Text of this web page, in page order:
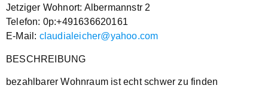
Jetziger Wohnort: Albermannstr 2
Telefon: 0p:+491636620161
E-Mail: claudialeicher@yahoo.com
BESCHREIBUNG
bezahlbarer Wohnraum ist echt schwer zu finden